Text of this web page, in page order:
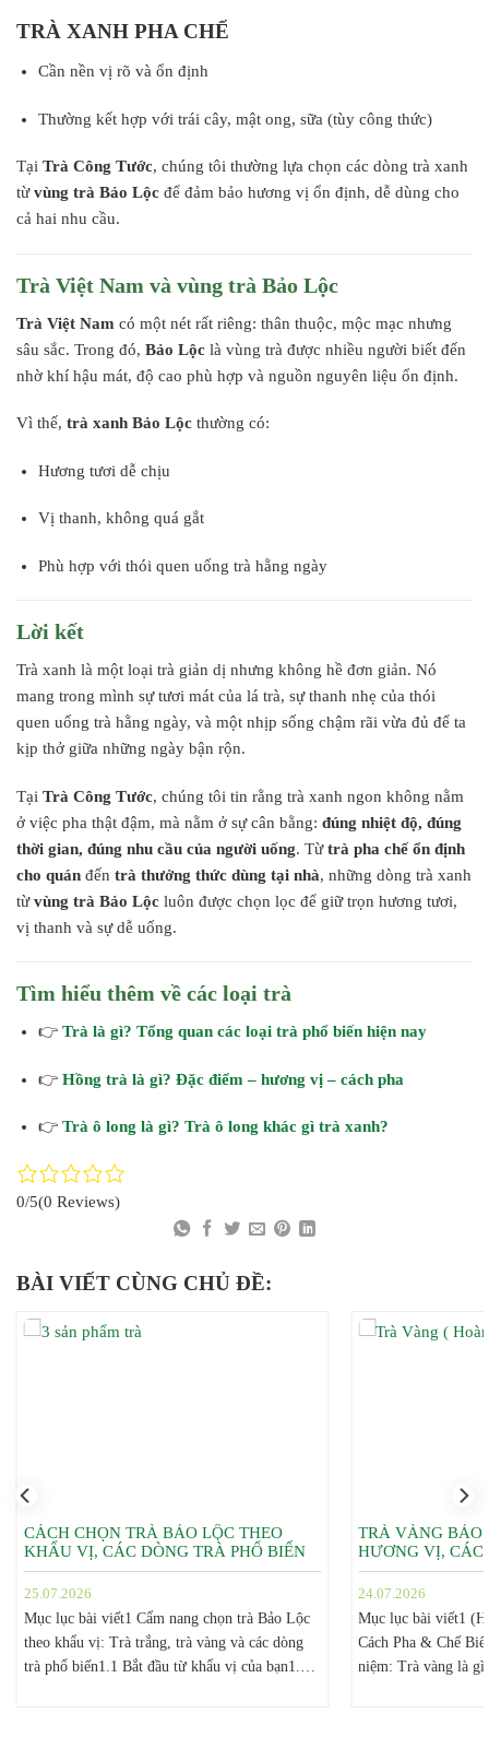
TRÀ XANH PHA CHẾ
Cần nền vị rõ và ổn định
Thường kết hợp với trái cây, mật ong, sữa (tùy công thức)
Tại Trà Công Tước, chúng tôi thường lựa chọn các dòng trà xanh
từvùng trà Bảo Lộc để đảm bảo hương vị ổn định, dễ dùng cho
cả hai nhu cầu.
Trà Việt Nam và vùng trà Bảo Lộc
Trà Việt Nam có một nét rất riêng: thân thuộc, mộc mạc nhưng
sâu sắc. Trong đó, Bảo Lộc là vùng trà được nhiều người biết đến
nhờ khí hậu mát, độ cao phù hợp và nguồn nguyên liệu ổn định.
Vì thế, trà xanh Bảo Lộc thường có:
Hương tươi dễ chịu
Vị thanh, không quá gắt
Phù hợp với thói quen uống trà hằng ngày
Lời kết
Trà xanh là một loại trà giản dị nhưng không hề đơn giản. Nó
mang trong mình sự tươi mát của lá trà, sự thanh nhẹ của thói
quen uống trà hằng ngày, và một nhịp sống chậm rãi vừa đủ để ta
kịp thở giữa những ngày bận rộn.
Tại Trà Công Tước, chúng tôi tin rằng trà xanh ngon không nằm
ở việc pha thật đậm, mà nằm ở sự cân bằng: đúng nhiệt độ, đúng
thời gian, đúng nhu cầu của người uống. Từtrà pha chế ổn định
cho quán đến trà thưởng thức dùng tại nhà, những dòng trà xanh
từvùng trà Bảo Lộc luôn được chọn lọc để giữ trọn hương tươi,
vị thanh và sự dễ uống.
Tìm hiểu thêm về các loại trà
👉 Trà là gì? Tổng quan các loại trà phổ biến hiện nay
👉 Hồng trà là gì? Đặc điểm – hương vị – cách pha
👉 Trà ô long là gì? Trà ô long khác gì trà xanh?
0/5(0 Reviews)
BÀI VIẾT CÙNG CHỦ ĐỀ:
CÁCH CHỌN TRÀ BẢO LỘC THEO
KHẨU VỊ, CÁC DÒNG TRÀ PHỔ BIẾN
25.07.2026
Mục lục bài viết1 Cẩm nang chọn trà Bảo Lộc
theo khẩu vị: Trà trắng, trà vàng và các dòng
trà phổ biến1.1 Bắt đầu từ khẩu vị của bạn1.2
TRÀ VÀNG BẢO
HƯƠNG VỊ,
24.07.2026
Mục lục bài viết1
Cách Pha & Chế
niệm: Trà vàng là